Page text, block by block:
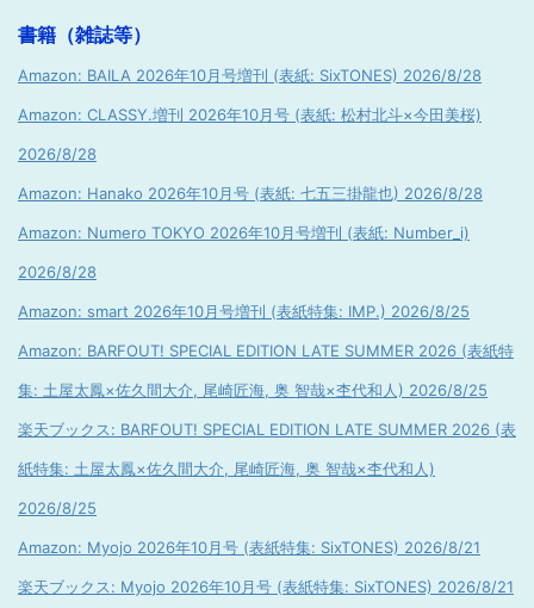
書籍（雑誌等）
Amazon: BAILA 2026年10月号増刊 (表紙: SixTONES) 2026/8/28
Amazon: CLASSY.増刊 2026年10月号 (表紙: 松村北斗×今田美桜)
2026/8/28
Amazon: Hanako 2026年10月号 (表紙: 七五三掛龍也) 2026/8/28
Amazon: Numero TOKYO 2026年10月号増刊 (表紙: Number_i)
2026/8/28
Amazon: smart 2026年10月号増刊 (表紙特集: IMP.) 2026/8/25
Amazon: BARFOUT! SPECIAL EDITION LATE SUMMER 2026 (表紙特
集: 土屋太鳳×佐久間大介, 尾崎匠海, 奥 智哉×杢代和人) 2026/8/25
楽天ブックス: BARFOUT! SPECIAL EDITION LATE SUMMER 2026 (表
紙特集: 土屋太鳳×佐久間大介, 尾崎匠海, 奥 智哉×杢代和人)
2026/8/25
Amazon: Myojo 2026年10月号 (表紙特集: SixTONES) 2026/8/21
楽天ブックス: Myojo 2026年10月号 (表紙特集: SixTONES) 2026/8/21